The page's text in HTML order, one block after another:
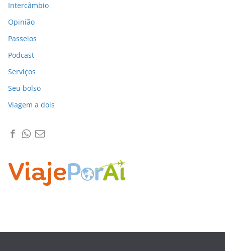
Intercâmbio
Opinião
Passeios
Podcast
Serviços
Seu bolso
Viagem a dois